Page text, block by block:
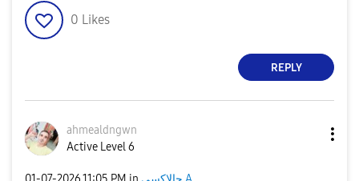
0 Likes
REPLY
ahmealdngwn
Active Level 6